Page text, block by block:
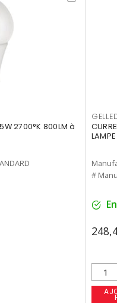
2700°K 800LM à
#